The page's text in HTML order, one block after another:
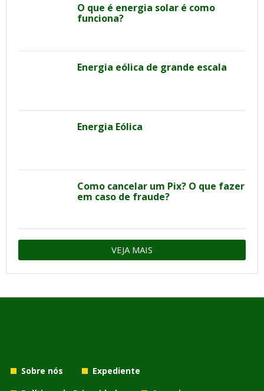
O que é energia solar é como
funciona?
Energia eólica de grande escala
Energia Eólica
Como cancelar um Pix? O que fazer
em caso de fraude?
VEJA MAIS
Sobre nós
Expediente